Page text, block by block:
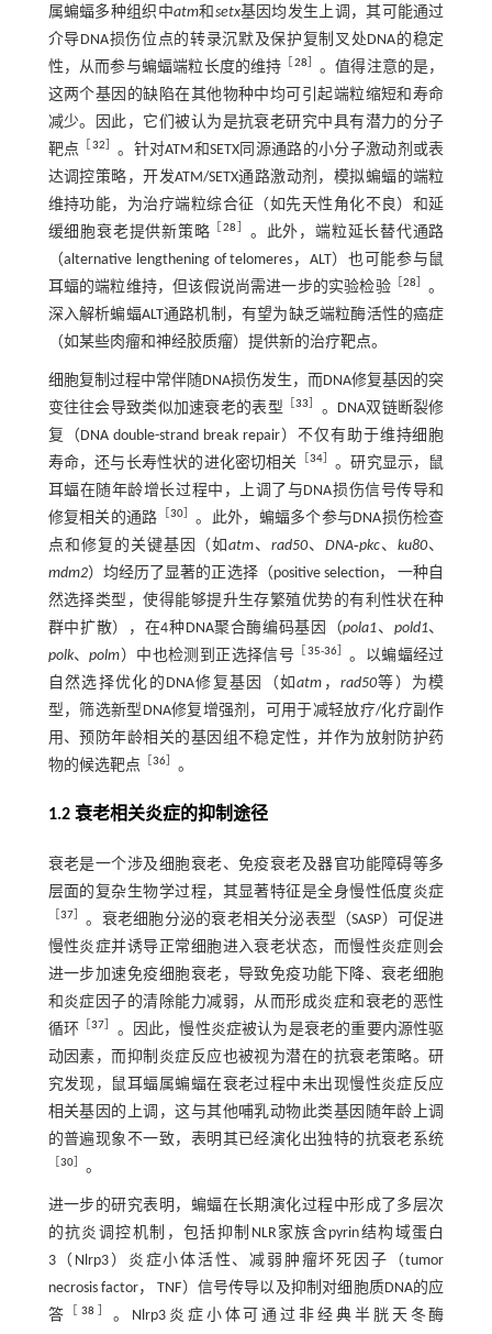
属蝙蝠多种组织中atm和 setx基因均发生上调，其可能通过
介导DNA损伤位点的转录沉默及保护复制叉处DNA的稳定
性，从而参与蝙蝠端粒长度的维持
28
。值得注意的是，
这两个基因的缺陷在其他物种中均可引起端粒缩短和寿命
减少。因此，它们被认为是抗衰老研究中具有潜力的分子
靶点
32
。针对ATM和SETX同源通路的小分子激动剂或表
达调控策略，开发ATM/SETX通路激动剂，模拟蝙蝠的端粒
维持功能，为治疗端粒综合征（如先天性角化不良）和延
缓细胞衰老提供新策略 ［28
。此外，端粒延长替代通路
（alternative lengthening of telomeres，ALT）也可能参与鼠
耳蝠的端粒维持，但该假说尚需进一步的实验检验［28
。
深入解析蝙蝠ALT通路机制，有望为缺乏端粒酶活性的癌症
（如某些肉瘤和神经胶质瘤）提供新的治疗靶点。
细胞复制过程中常伴随DNA损伤发生，而DNA修复基因的突
变往往会导致类似加速衰老的表型 ［33
。DNA双链断裂修
复（DNA double-strand break repair）不仅有助于维持细胞
寿命，还与长寿性状的进化密切相关
34］ 。研究显示，鼠
耳蝠在随年龄增长过程中，上调了与DNA损伤信号传导和
修复相关的通路
30］ 。此外，蝙蝠多个参与DNA损伤检查
点和修复的关键基因（如atm、rad50、DNA‑pkc、ku80、
mdm2）均经历了显著的正选择（positive selection， 一种自
然选择类型，使得能够提升生存繁殖优势的有利性状在种
群中扩散），在4种DNA聚合酶编码基因（pola1、 pold1、
polk、polm）中也检测到正选择信号 35-36］ 。以蝙蝠经过
自然选择优化的DNA修复基因（如atm ，rad50等）为模
型，筛选新型DNA修复增强剂，可用于减轻放疗/化疗副作
用、预防年龄相关的基因组不稳定性，并作为放射防护药
物的候选靶点
36］ 。
1.2 衰老相关炎症的抑制途径
衰老是一个涉及细胞衰老、免疫衰老及器官功能障碍等多
层面的复杂生物学过程，其显著特征是全身慢性低度炎症
37］ 。衰老细胞分泌的衰老相关分泌表型（SASP）可促进
慢性炎症并诱导正常细胞进入衰老状态，而慢性炎症则会
进一步加速免疫细胞衰老，导致免疫功能下降、衰老细胞
和炎症因子的清除能力减弱，从而形成炎症和衰老的恶性
循环［37
。因此，慢性炎症被认为是衰老的重要内源性驱
动因素，而抑制炎症反应也被视为潜在的抗衰老策略。研
究发现，鼠耳蝠属蝙蝠在衰老过程中未出现慢性炎症反应
相关基因的上调，这与其他哺乳动物此类基因随年龄上调
的普遍现象不一致，表明其已经演化出独特的抗衰老系统
30］ 。
进一步的研究表明，蝙蝠在长期演化过程中形成了多层次
的抗炎调控机制，包括抑制NLR家族含pyrin结构域蛋白
3（Nlrp3）炎症小体活性、减弱肿瘤坏死因子（tumor
necrosis factor， TNF）信号传导以及抑制对细胞质DNA的应
答
［38
。Nlrp3炎症小体可通过非经典半胱天冬酶